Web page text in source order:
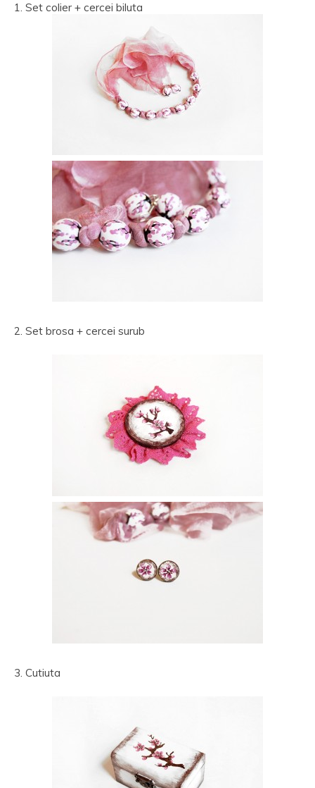
1. Set colier + cercei biluta
2. Set brosa + cercei surub
3. Cutiuta